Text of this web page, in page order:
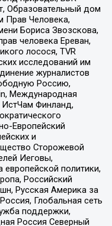
Образовательный дом
Прав Человека,
Бориса Звозскова,
человека Ереван,
лосося, TVR
исследований им
журналистов
Россию,
Международная
ИстЧам Финланд,
Европейский
и
Сторожевой
Иеговы,
политики,
Российский
Русская Америка за
Глобальная сеть
поддержки,
Россия Северный